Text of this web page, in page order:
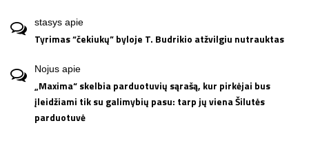
stasys apie
Tyrimas “čekiukų” byloje T. Budrikio atžvilgiu nutrauktas
Nojus apie
„Maxima“ skelbia parduotuvių sąrašą, kur pirkėjai bus
įleidžiami tik su galimybių pasu: tarp jų viena Šilutės
parduotuvė